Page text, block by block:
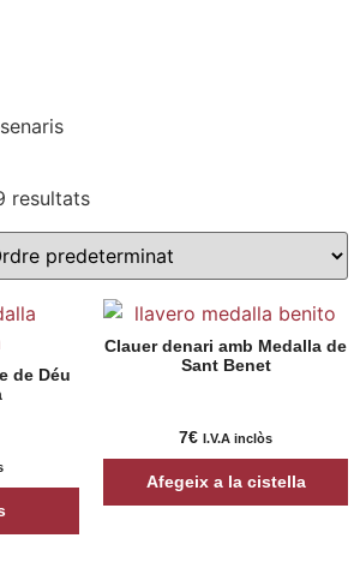
resultats
de Déu
Clauer denari amb Medalla de
Sant Benet
7€ I.V.A inclòs
Afegeix a la cistella